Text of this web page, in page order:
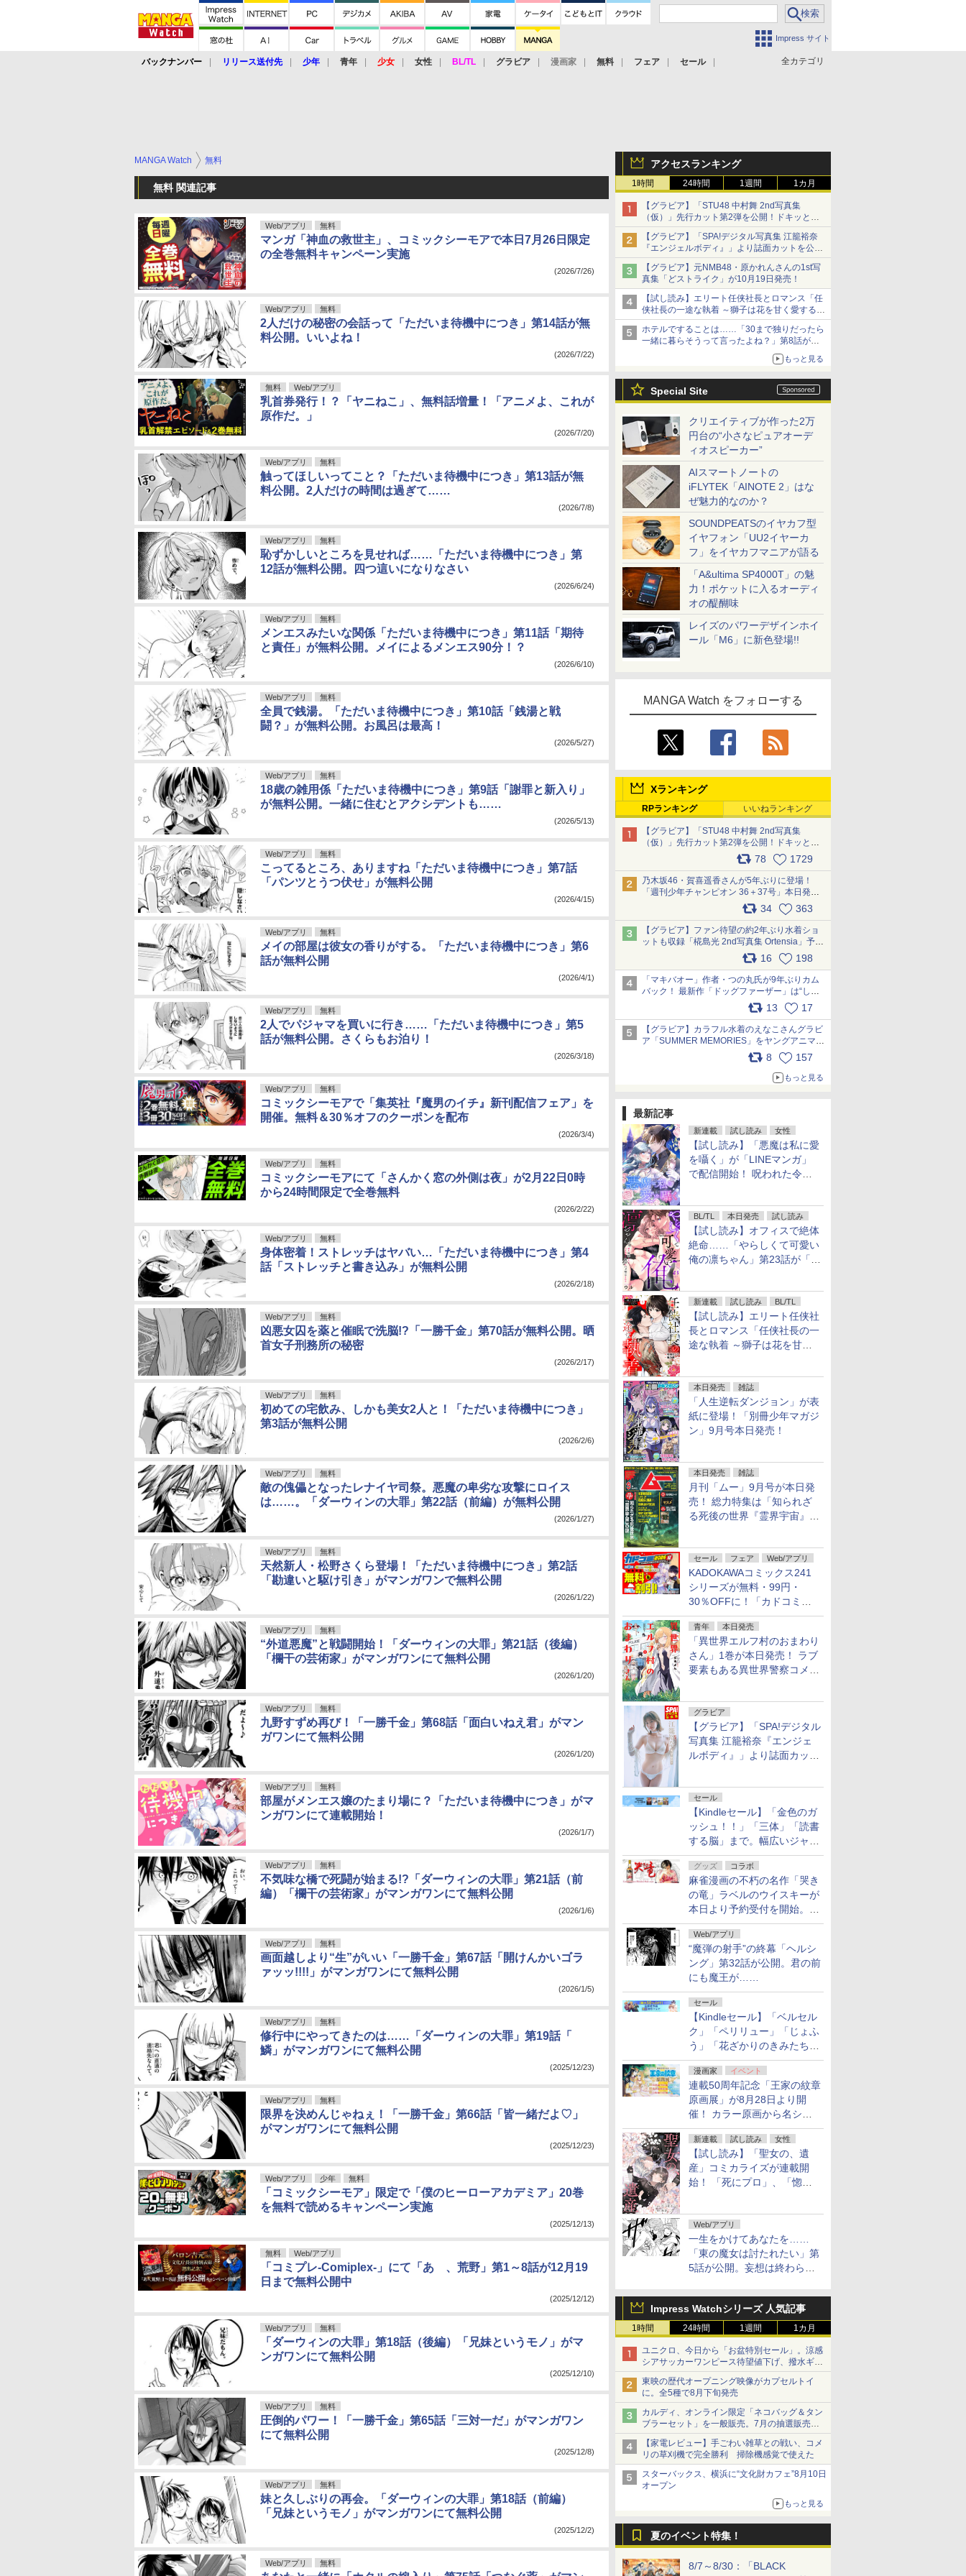
Impress サイト
全カテゴリ
バックナンバー リリース送付先 少年 青年 少女 女性 BL/TL グラビア 漫画家 無料 フェア セール
アクセスランキング
1時間 24時間 1週間 1カ月
【グラビア】「STU48 中村舞 2nd写真集
（仮）」先行カット第2弾を公開！ドキッとす
るランジェリーカットなど新たな挑戦
【グラビア】「SPA!デジタル写真集 江籠裕奈
『エンジェルボディ』」より誌面カットを公
開！
【グラビア】元NMB48・原かれんさんの1st写
真集「どストライク」が10月19日発売！
【試し読み】エリート任侠社長とロマンス「任
侠社長の一途な執着 ～獅子は花を甘く愛する
～」をメチャコミで先行配信開始
ホテルですることは……「30まで独りだったら
一緒に暮らそうって言ったよね？」第8話が無
もっと見る
Special Site
クリエイティブが作った2万
円台の“小さなピュアオーデ
ィオスピーカー”
AIスマートノートの
iFLYTEK「AINOTE 2」はな
ぜ魅力的なのか？
SOUNDPEATSのイヤカフ型
イヤフォン「UU2イヤーカ
フ」をイヤカフマニアが語る
「A&ultima SP4000T」の魅
力！ポケットに入るオーディ
オの醍醐味
レイズのパワーデザインホイ
ール「M6」に新色登場!!
MANGA Watch をフォローする
Xランキング
RPランキング いいねランキング
【グラビア】「STU48 中村舞 2nd写真集
（仮）」先行カット第2弾を公開！ドキッとす
るランジェリーカットなど新たな挑戦
78 1729
乃木坂46・賀喜遥香さんが5年ぶりに登場！
「週刊少年チャンピオン 36＋37号」本日発
売 pic.x.com/2Mo85ZlRvK
34 363
【グラビア】ファン待望の約2年ぶり水着ショ
ットも収録「椛島光 2nd写真集 Ortensia」予約
16 198
「マキバオー」作者・つの丸氏が9年ぶりカム
バック！ 最新作「ドッグファーザー」は“しゃ
べらない動物”とのリアルな暮らしを描く 「も
うこれ以上の幸せはない」……一緒に暮らす愛
犬たちへ… pic.x.com/hEr88DgVyD
13 17
【グラビア】カラフル水着のえなこさんグラビ
ア「SUMMER MEMORIES」をヤングアニマル
Webで公開中 pic.x.com/wdmmjZ7DnV
8 157
もっと見る
最新記事
新連載 試し読み 女性
【試し読み】「悪魔は私に愛
を囁く」が「LINEマンガ」
で配信開始！ 呪われた令嬢×
BL/TL 本日発売 試し読み
【試し読み】オフィスで絶体
絶命……「やらしくて可愛い
俺の凛ちゃん」第23話が「コ
新連載 試し読み BL/TL
【試し読み】エリート任侠社
長とロマンス「任侠社長の一
途な執着 ～獅子は花を甘く
本日発売 雑誌
「人生逆転ダンジョン」が表
紙に登場！「別冊少年マガジ
ン」9月号本日発売！
本日発売 雑誌
月刊「ムー」9月号が本日発
売！ 総力特集は「知られざ
る死後の世界『霊界宇宙』の
セール フェア Web/アプリ
KADOKAWAコミックス241
シリーズが無料・99円・
30％OFFに！「カドコミフ
ェア 2026」第2弾が開催中！
青年 本日発売
「異世界エルフ村のおまわり
さん」1巻が本日発売！ ラブ
要素もある異世界警察コメデ
グラビア
【グラビア】「SPA!デジタル
写真集 江籠裕奈『エンジェ
ルボディ』」より誌面カット
セール
【Kindleセール】「金色のガ
ッシュ！！」「三体」「読書
する脳」まで。幅広いジャン
ルの電子書籍が最大65％オ
フ！「Kindle本サマーセー
ル」第2弾が開催中！
グッズ コラボ
麻雀漫画の不朽の名作「哭き
の竜」ラベルのウイスキーが
本日より予約受付を開始。8
月16日まで
Web/アプリ
“魔弾の射手”の終幕「ヘルシ
ング」第32話が公開。君の前
にも魔王が……
セール
【Kindleセール】「ベルセル
ク」「ペリリュー」「じょふ
う」「花ざかりのきみたち
へ」などが最大50％オフ！
「白泉社 夏の大割引セー
ル」が開催中！
漫画家 イベント
連載50周年記念「王家の紋章
原画展」が8月28日より開
催！ カラー原画から名シー
ンの原稿まで
新連載 試し読み 女性
【試し読み】「聖女の、遺
産」コミカライズが連載開
始！ 「死にプロ」、「惚れ
Web/アプリ
一生をかけてあなたを……
「東の魔女は討たれたい」第
5話が公開。妄想は終わらな
Impress Watchシリーズ 人気記事
1時間 24時間 1週間 1カ月
ユニクロ、今日から「お盆特別セール」。涼感
シアサッカーワンピース待望値下げ、撥水ギア
ショーツは1990円に
東映の歴代オープニング映像がカプセルトイ
に。全5種で8月下旬発売
カルディ、オンライン限定「ネコバッグ＆タン
ブラーセット」を一般販売。7月の抽選販売の
当選無効分
【家電レビュー】手ごわい雑草との戦い、コメ
リの草刈機で完全勝利 掃除機感覚で使えた
スターバックス、横浜に“文化財カフェ”8月10日
オープン
もっと見る
夏のイベント特集！
8/7～8/30：「BLACK
MANGA Watch 無料
無料 関連記事
Web/アプリ 無料
マンガ「神血の救世主」、コミックシーモアで本日7月26日限定
の全巻無料キャンペーン実施
(2026/7/26)
Web/アプリ 無料
2人だけの秘密の会話って「ただいま待機中につき」第14話が無
料公開。いいよね！
(2026/7/22)
無料 Web/アプリ
乳首券発行！？「ヤニねこ」、無料話増量！「アニメよ、これが
原作だ。」
(2026/7/20)
Web/アプリ 無料
触ってほしいってこと？「ただいま待機中につき」第13話が無
料公開。2人だけの時間は過ぎて……
(2026/7/8)
Web/アプリ 無料
恥ずかしいところを見せれば……「ただいま待機中につき」第
12話が無料公開。四つ這いになりなさい
(2026/6/24)
Web/アプリ 無料
メンエスみたいな関係「ただいま待機中につき」第11話「期待
と責任」が無料公開。メイによるメンエス90分！？
(2026/6/10)
Web/アプリ 無料
全員で銭湯。「ただいま待機中につき」第10話「銭湯と戦
闘？」が無料公開。お風呂は最高！
(2026/5/27)
Web/アプリ 無料
18歳の雑用係「ただいま待機中につき」第9話「謝罪と新入り」
が無料公開。一緒に住むとアクシデントも……
(2026/5/13)
Web/アプリ 無料
こってるところ、ありますね「ただいま待機中につき」第7話
「パンツとうつ伏せ」が無料公開
(2026/4/15)
Web/アプリ 無料
メイの部屋は彼女の香りがする。「ただいま待機中につき」第6
話が無料公開
(2026/4/1)
Web/アプリ 無料
2人でパジャマを買いに行き……「ただいま待機中につき」第5
話が無料公開。さくらもお泊り！
(2026/3/18)
Web/アプリ 無料
コミックシーモアで「集英社『魔男のイチ』新刊配信フェア」を
開催。無料＆30％オフのクーポンを配布
(2026/3/4)
Web/アプリ 無料
コミックシーモアにて「さんかく窓の外側は夜」が2月22日0時
から24時間限定で全巻無料
(2026/2/22)
Web/アプリ 無料
身体密着！ストレッチはヤバい…「ただいま待機中につき」第4
話「ストレッチと書き込み」が無料公開
(2026/2/18)
Web/アプリ 無料
凶悪女囚を薬と催眠で洗脳!?「一勝千金」第70話が無料公開。晒
首女子刑務所の秘密
(2026/2/17)
Web/アプリ 無料
初めての宅飲み、しかも美女2人と！「ただいま待機中につき」
第3話が無料公開
(2026/2/6)
Web/アプリ 無料
敵の傀儡となったレナイヤ司祭。悪魔の卑劣な攻撃にロイス
は……。「ダーウィンの大罪」第22話（前編）が無料公開
(2026/1/27)
Web/アプリ 無料
天然新人・松野さくら登場！「ただいま待機中につき」第2話
「勘違いと駆け引き」がマンガワンで無料公開
(2026/1/22)
Web/アプリ 無料
“外道悪魔”と戦闘開始！「ダーウィンの大罪」第21話（後編）
「欄干の芸術家」がマンガワンにて無料公開
(2026/1/20)
Web/アプリ 無料
九野すずめ再び！「一勝千金」第68話「面白いねえ君」がマン
ガワンにて無料公開
(2026/1/20)
Web/アプリ 無料
部屋がメンエス嬢のたまり場に？「ただいま待機中につき」がマ
ンガワンにて連載開始！
(2026/1/7)
Web/アプリ 無料
不気味な橋で死闘が始まる!?「ダーウィンの大罪」第21話（前
編）「欄干の芸術家」がマンガワンにて無料公開
(2026/1/6)
Web/アプリ 無料
画面越しより“生”がいい「一勝千金」第67話「開けんかいゴラ
ァッッ!!!!」がマンガワンにて無料公開
(2026/1/5)
Web/アプリ 無料
修行中にやってきたのは……「ダーウィンの大罪」第19話「
鱗」がマンガワンにて無料公開
(2025/12/23)
Web/アプリ 無料
限界を決めんじゃねぇ！「一勝千金」第66話「皆一緒だよ♡」
がマンガワンにて無料公開
(2025/12/23)
Web/アプリ 少年 無料
「コミックシーモア」限定で「僕のヒーローアカデミア」20巻
を無料で読めるキャンペーン実施
(2025/12/13)
無料 Web/アプリ
「コミプレ-Comiplex-」にて「あゝ、荒野」第1～8話が12月19
日まで無料公開中
(2025/12/12)
Web/アプリ 無料
「ダーウィンの大罪」第18話（後編）「兄妹というモノ」がマ
ンガワンにて無料公開
(2025/12/10)
Web/アプリ 無料
圧倒的パワー！「一勝千金」第65話「三対一だ」がマンガワン
にて無料公開
(2025/12/8)
Web/アプリ 無料
妹と久しぶりの再会。「ダーウィンの大罪」第18話（前編）
「兄妹というモノ」がマンガワンにて無料公開
(2025/12/2)
Web/アプリ 無料